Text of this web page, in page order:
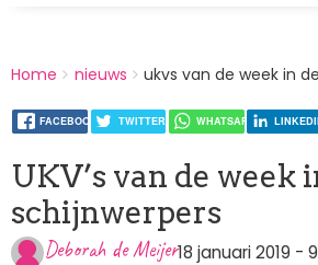
BREADCRUMBS
You
here:
Home nieuws ukvs van de week in
FACEBOOK TWITTER WHATSAPP
UKV’s van de week
schijnwerpers
Deborah de Meijer18 januari 2019 -